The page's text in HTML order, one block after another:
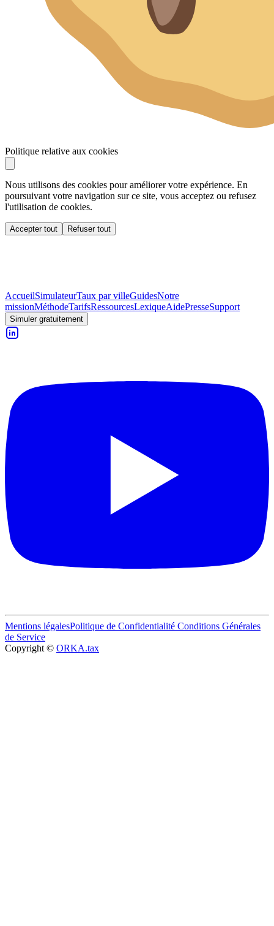
Politique relative aux cookies
Nous utilisons des cookies pour améliorer votre expérience. En
poursuivant votre navigation sur ce site, vous acceptez ou refusez
l'utilisation de cookies.
Accepter tout Refuser tout
AccueilSimulateurTaux par villeGuidesNotre
missionMéthodeTarifsRessourcesLexiqueAidePresseSupport
Simuler gratuitement
Mentions légalesPolitique de Confidentialité Conditions Générales
de Service
Copyright © ORKA.tax